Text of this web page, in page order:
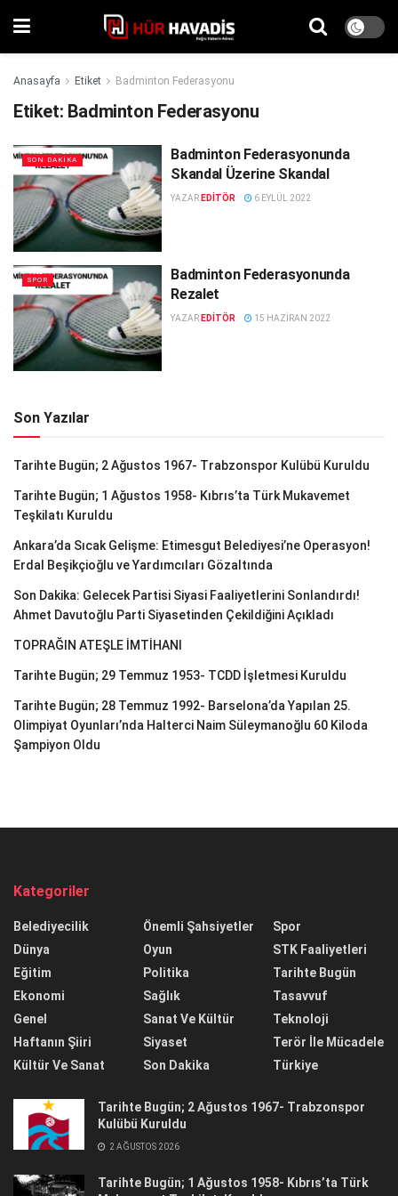
Anasayfa Etiket Badminton Federasyonu
Etiket: Badminton Federasyonu
SON DAKIKA
Badminton Federasyonunda
Skandal Üzerine Skandal
YAZAR EDITÖR 6 EYLÜL 2022
SPOR
Badminton Federasyonunda
Rezalet
YAZAR EDITÖR 15 HAZIRAN 2022
Son Yazılar
Tarihte Bugün; 2 Ağustos 1967- Trabzonspor Kulübü Kuruldu
Tarihte Bugün; 1 Ağustos 1958- Kıbrıs’ta Türk Mukavemet
Teşkilatı Kuruldu
Ankara’da Sıcak Gelişme: Etimesgut Belediyesi’ne Operasyon!
Erdal Beşikçioğlu ve Yardımcıları Gözaltında
Son Dakika: Gelecek Partisi Siyasi Faaliyetlerini Sonlandırdı!
Ahmet Davutoğlu Parti Siyasetinden Çekildiğini Açıkladı
TOPRAĞIN ATEŞLE İMTİHANI
Tarihte Bugün; 29 Temmuz 1953- TCDD İşletmesi Kuruldu
Tarihte Bugün; 28 Temmuz 1992- Barselona’da Yapılan 25.
Olimpiyat Oyunları’nda Halterci Naim Süleymanoğlu 60 Kiloda
Şampiyon Oldu
Kategoriler
Belediyecilik
Dünya
Eğitim
Ekonomi
Genel
Haftanın Şiiri
Kültür Ve Sanat
Önemli Şahsiyetler
Oyun
Politika
Sağlık
Sanat Ve Kültür
Siyaset
Son Dakika
Spor
STK Faaliyetleri
Tarihte Bugün
Tasavvuf
Teknoloji
Terör İle Mücadele
Türkiye
Tarihte Bugün; 2 Ağustos 1967- Trabzonspor
Kulübü Kuruldu
2 AĞUSTOS 2026
Tarihte Bugün; 1 Ağustos 1958- Kıbrıs’ta Türk